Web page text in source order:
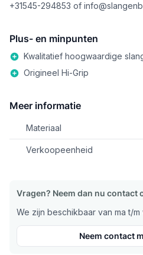
+31545-294853 of
Plus- en minpunten
Kwalitatief hoogwaardige
Origineel Hi-Grip
Meer informatie
Materiaal
Verkoopeenheid
Vragen? Neem dan nu contact
We zijn beschikbaar van ma t/
Neem contact